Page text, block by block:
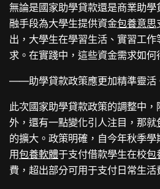
無論是國家助學貸款還是商業助
融手段為大學生提供資金包養意思
出，大學生在學習生活、實習工
求。在實踐中，這些資金需求如何
——助學貸款政策應更加精準靈活
此次國家助學貸款政策的調整中
外，還有一點變化引人注目，那就
的擴大。政策明確，自今年秋季
用包養軟體于支付借款學生在校包
費，超出部分可用于支付日常生活